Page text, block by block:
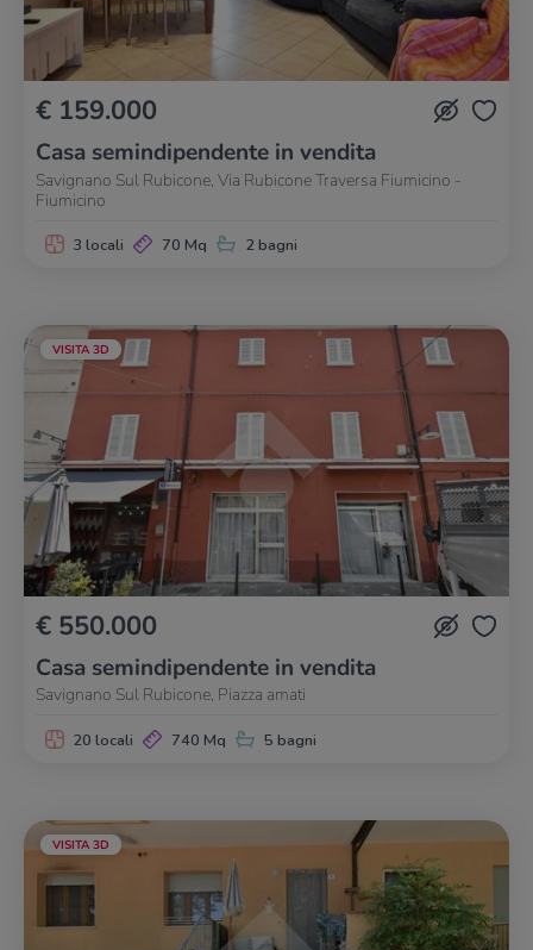
€ 159.000
Casa semindipendente in vendita
Savignano Sul Rubicone, Via Rubicone Traversa Fiumicino -
Fiumicino
3 locali 70 Mq 2 bagni
VISITA 3D
€ 550.000
Casa semindipendente in vendita
Savignano Sul Rubicone, Piazza amati
20 locali 740 Mq 5 bagni
VISITA 3D